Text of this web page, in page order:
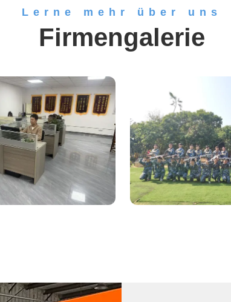
Lerne mehr über uns
Firmengalerie